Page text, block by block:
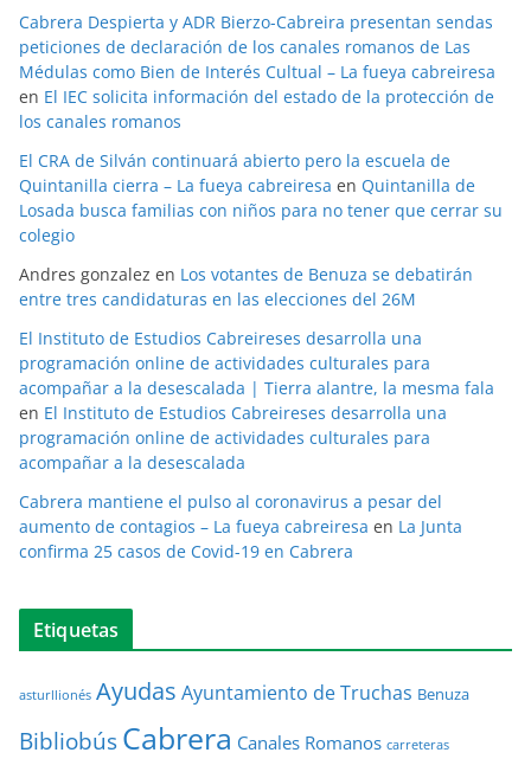
Cabrera Despierta y ADR Bierzo-Cabreira presentan sendas
peticiones de declaración de los canales romanos de Las
Médulas como Bien de Interés Cultual – La fueya cabreiresa
en El IEC solicita información del estado de la protección de
los canales romanos
El CRA de Silván continuará abierto pero la escuela de
Quintanilla cierra – La fueya cabreiresa en Quintanilla de
Losada busca familias con niños para no tener que cerrar su
colegio
Andres gonzalez en Los votantes de Benuza se debatirán
entre tres candidaturas en las elecciones del 26M
El Instituto de Estudios Cabreireses desarrolla una
programación online de actividades culturales para
acompañar a la desescalada | Tierra alantre, la mesma fala
en El Instituto de Estudios Cabreireses desarrolla una
programación online de actividades culturales para
acompañar a la desescalada
Cabrera mantiene el pulso al coronavirus a pesar del
aumento de contagios – La fueya cabreiresa en La Junta
confirma 25 casos de Covid-19 en Cabrera
Etiquetas
asturllionés Ayudas Ayuntamiento de Truchas Benuza
BibliobúsCabrera Canales Romanos carreteras